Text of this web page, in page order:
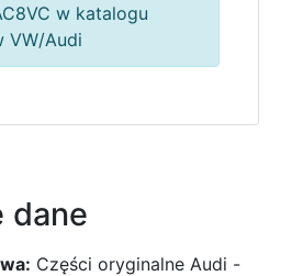
w katalogu
VW/Audi
dane
Części oryginalne Audi -